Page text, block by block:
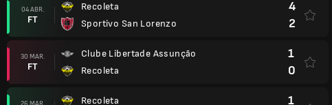
04 ABR.
FT
Recoleta
Sportivo San Lorenzo
4
2
30 MAR.
FT
Clube Libertade Assunção
Recoleta
1
0
26 MAR.
Recoleta
1